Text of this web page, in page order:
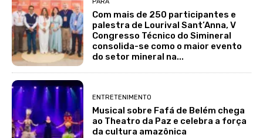
Com mais de 250 participantes e
palestra de Lourival Sant’Anna, V
Congresso Técnico do Simineral
consolida-se como o maior evento
do setor mineral na...
ENTRETENIMENTO
Musical sobre Fafá de Belém chega
ao Theatro da Paz e celebra a força
da cultura amazônica